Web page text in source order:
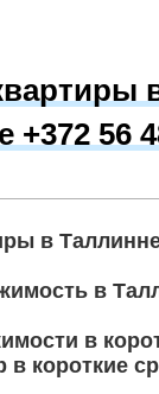
+372 56
в
в
в
в короткие